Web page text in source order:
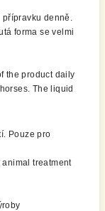
přípravku denně.
forma se velmi
the product daily
The liquid
Pouze pro
animal treatment